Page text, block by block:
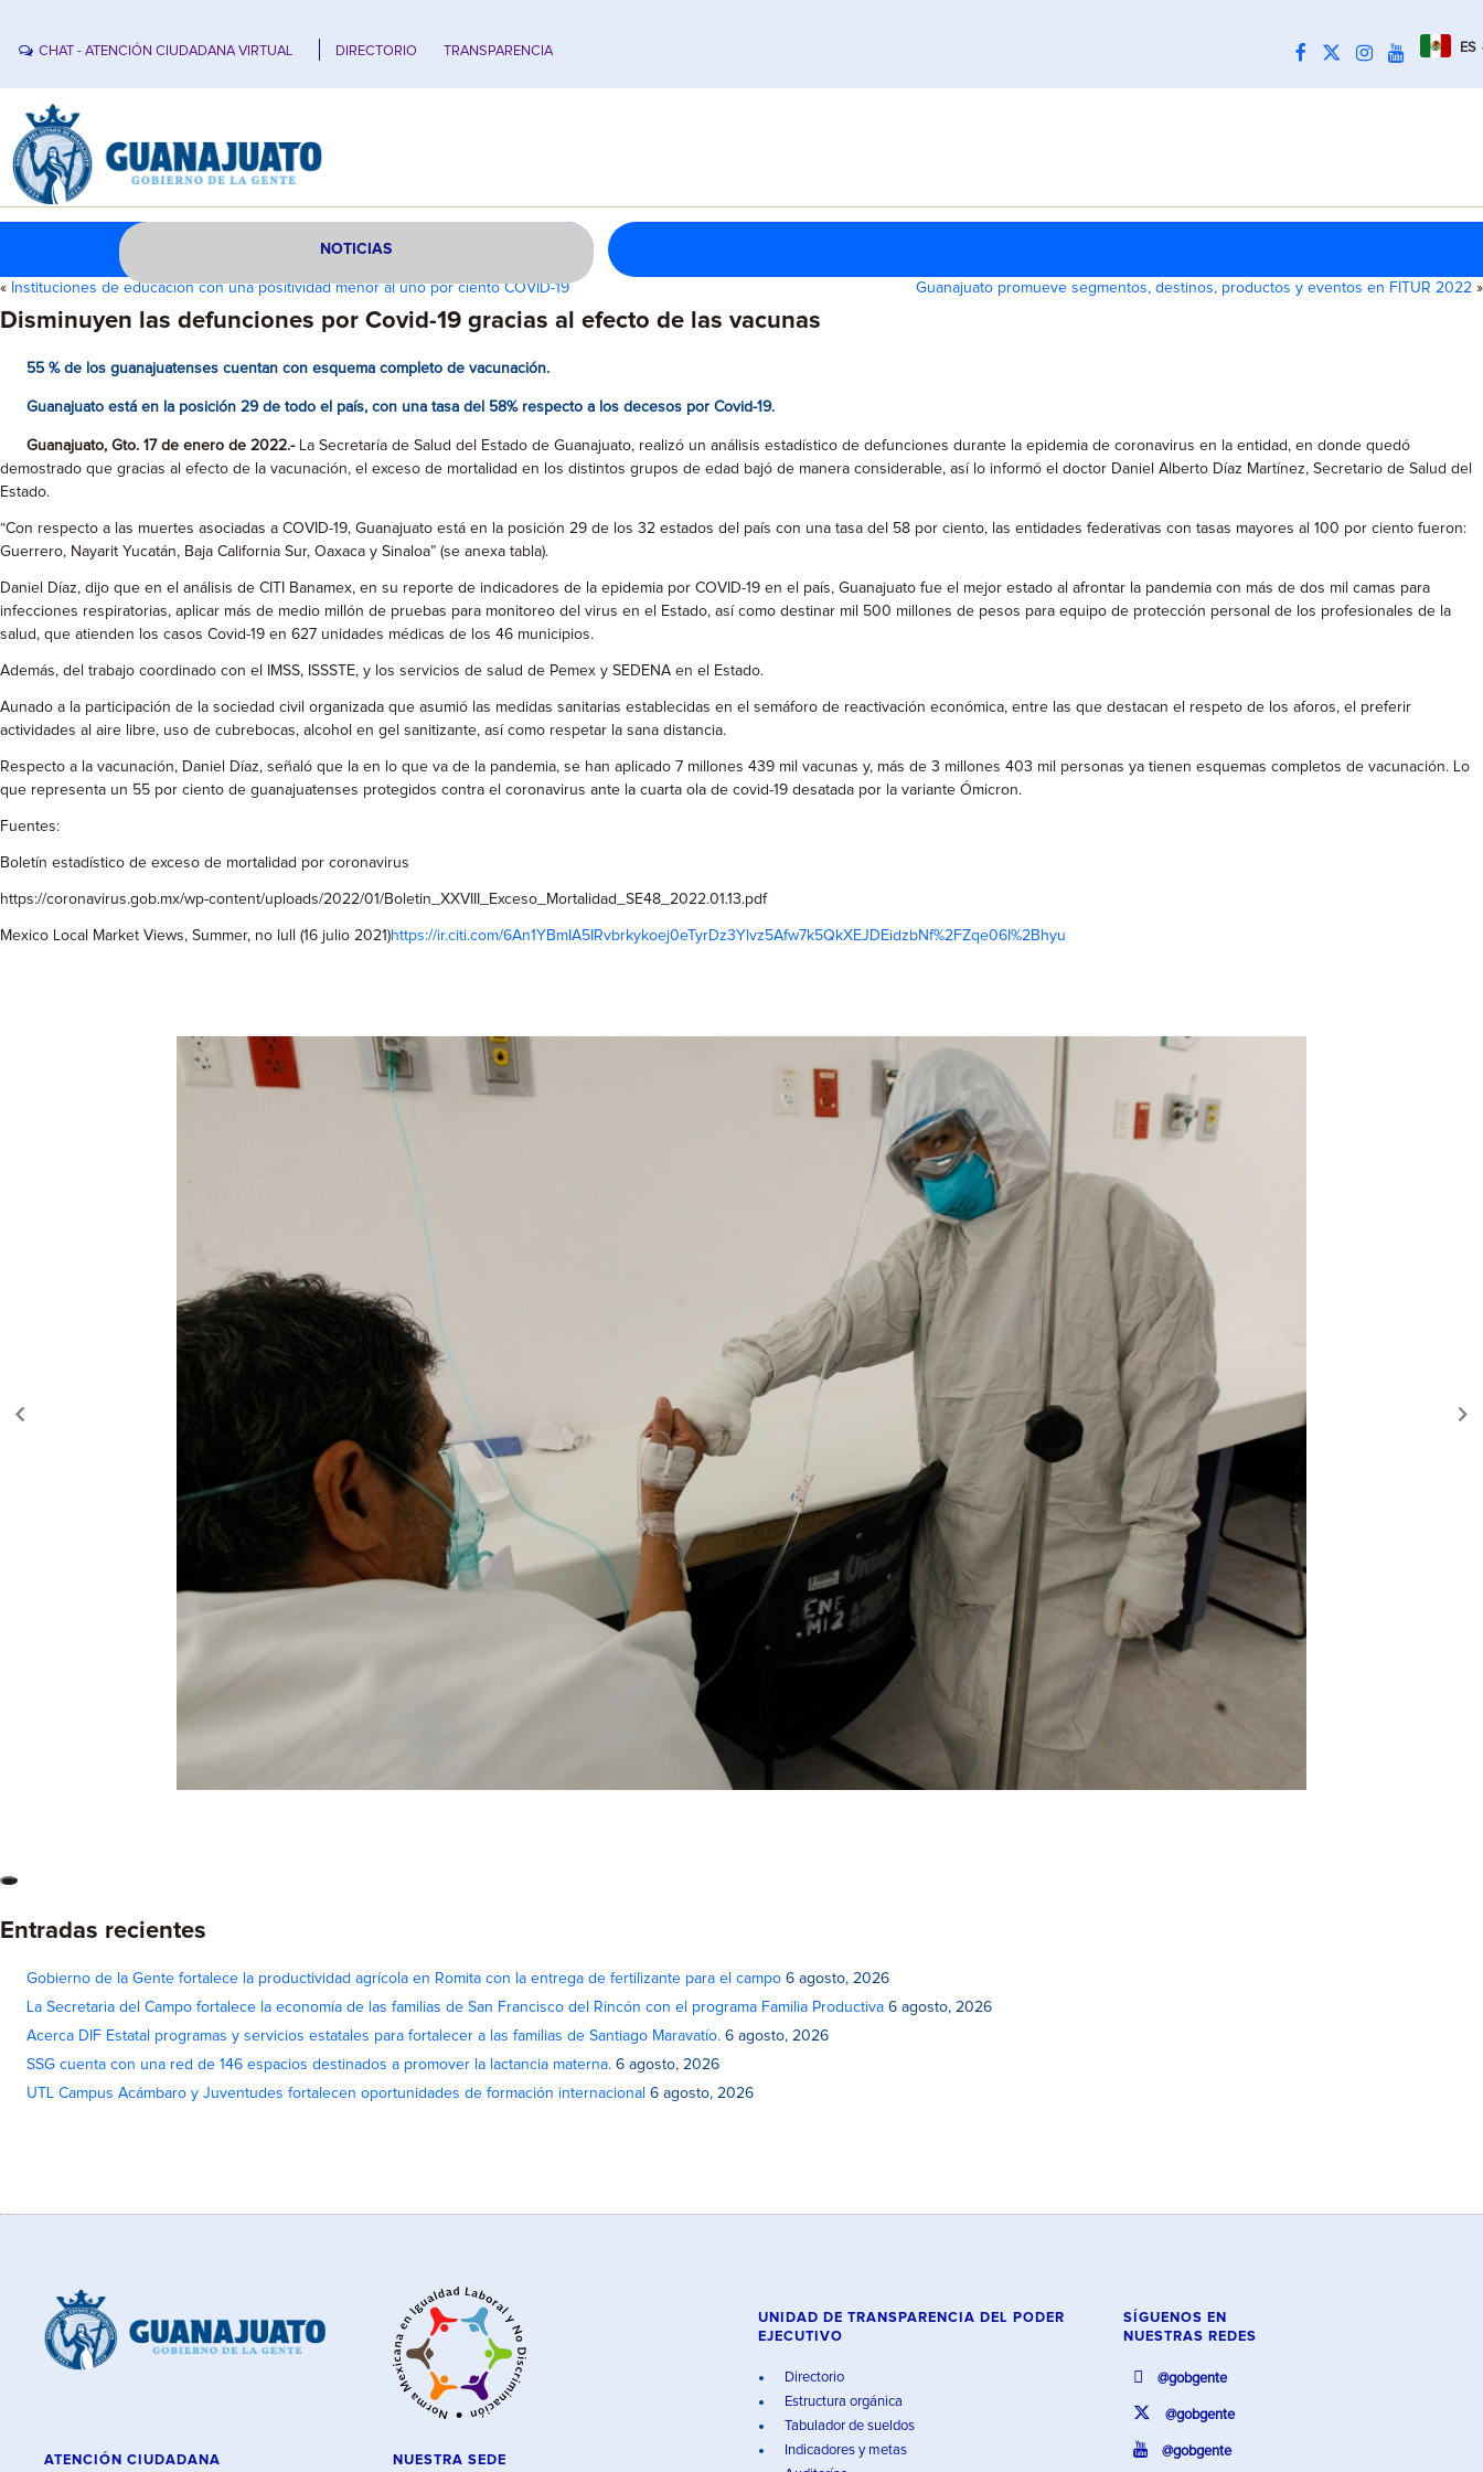
CHAT - ATENCIÓN CIUDADANA VIRTUAL DIRECTORIO TRANSPARENCIA ES
NOTICIAS
« Instituciones de educación con una positividad menor al uno por ciento COVID-19 Guanajuato promueve segmentos, destinos, productos y eventos en FITUR 2022 »
Disminuyen las defunciones por Covid-19 gracias al efecto de las vacunas
55 % de los guanajuatenses cuentan con esquema completo de vacunación.
Guanajuato está en la posición 29 de todo el país, con una tasa del 58% respecto a los decesos por Covid-19.
Guanajuato, Gto. 17 de enero de 2022.-La Secretaría de Salud del Estado de Guanajuato, realizó un análisis estadístico de defunciones durante la epidemia de coronavirus en la entidad, en donde quedó
demostrado que gracias al efecto de la vacunación, el exceso de mortalidad en los distintos grupos de edad bajó de manera considerable, así lo informó el doctor Daniel Alberto Díaz Martínez, Secretario de Salud del
Estado.
“Con respecto a las muertes asociadas a COVID-19, Guanajuato está en la posición 29 de los 32 estados del país con una tasa del 58 por ciento, las entidades federativas con tasas mayores al 100 por ciento fueron:
Guerrero, Nayarit Yucatán, Baja California Sur, Oaxaca y Sinaloa” (se anexa tabla).
Daniel Díaz, dijo que en el análisis de CITI Banamex, en su reporte de indicadores de la epidemia por COVID-19 en el país, Guanajuato fue el mejor estado al afrontar la pandemia con más de dos mil camas para
infecciones respiratorias, aplicar más de medio millón de pruebas para monitoreo del virus en el Estado, así como destinar mil 500 millones de pesos para equipo de protección personal de los profesionales de la
salud, que atienden los casos Covid-19 en 627 unidades médicas de los 46 municipios.
Además, del trabajo coordinado con el IMSS, ISSSTE, y los servicios de salud de Pemex y SEDENA en el Estado.
Aunado a la participación de la sociedad civil organizada que asumió las medidas sanitarias establecidas en el semáforo de reactivación económica, entre las que destacan el respeto de los aforos, el preferir
actividades al aire libre, uso de cubrebocas, alcohol en gel sanitizante, así como respetar la sana distancia.
Respecto a la vacunación, Daniel Díaz, señaló que la en lo que va de la pandemia, se han aplicado 7 millones 439 mil vacunas y, más de 3 millones 403 mil personas ya tienen esquemas completos de vacunación. Lo
que representa un 55 por ciento de guanajuatenses protegidos contra el coronavirus ante la cuarta ola de covid-19 desatada por la variante Ómicron.
Fuentes:
Boletín estadístico de exceso de mortalidad por coronavirus
https://coronavirus.gob.mx/wp-content/uploads/2022/01/Boletin_XXVIII_Exceso_Mortalidad_SE48_2022.01.13.pdf
Mexico Local Market Views, Summer, no lull (16 julio 2021)https://ir.citi.com/6An1YBmIA5IRvbrkykoej0eTyrDz3Ylvz5Afw7k5QkXEJDEidzbNf%2FZqe06I%2Bhyu
Entradas recientes
Gobierno de la Gente fortalece la productividad agrícola en Romita con la entrega de fertilizante para el campo 6 agosto, 2026
La Secretaria del Campo fortalece la economía de las familias de San Francisco del Rincón con el programa Familia Productiva 6 agosto, 2026
Acerca DIF Estatal programas y servicios estatales para fortalecer a las familias de Santiago Maravatío. 6 agosto, 2026
SSG cuenta con una red de 146 espacios destinados a promover la lactancia materna. 6 agosto, 2026
UTL Campus Acámbaro y Juventudes fortalecen oportunidades de formación internacional 6 agosto, 2026
ATENCIÓN CIUDADANA NUESTRA SEDE
UNIDAD DE TRANSPARENCIA DEL PODER
EJECUTIVO
Directorio
Estructura orgánica
Tabulador de sueldos
Indicadores y metas
SÍGUENOS EN
NUESTRAS REDES
@gobgente
@gobgente
@gobgente